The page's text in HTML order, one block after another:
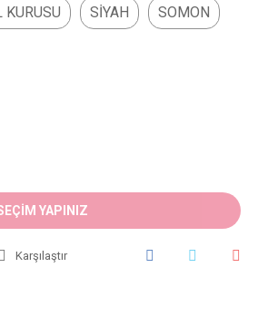
KURUSU SİYAH SOMON
YAPINIZ
Karşılaştır